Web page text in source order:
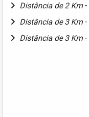
Distância de 2 Km -
Distância de 3 Km -
Distância de 3 Km -